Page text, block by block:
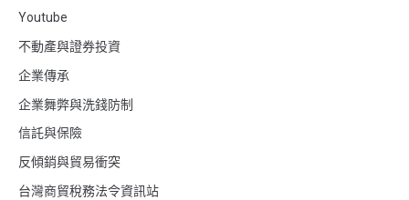
Youtube
不動產與證券投資
企業傳承
企業舞弊與洗錢防制
信託與保險
反傾銷與貿易衝突
台灣商貿稅務法令資訊站